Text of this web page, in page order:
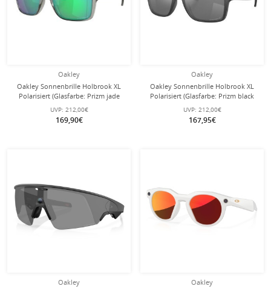
Oakley
Oakley Sonnenbrille Holbrook XL
Polarisiert (Glasfarbe: Prizm jade
polarized) grau ink - 1 Brille
UVP: 212,00€
169,90€
Oakley
Oakley Sonnenbrille Holbrook XL
Polarisiert (Glasfarbe: Prizm black
polarized) stahlgrau - 1 Brille
UVP: 212,00€
167,95€
Oakley
Oakley